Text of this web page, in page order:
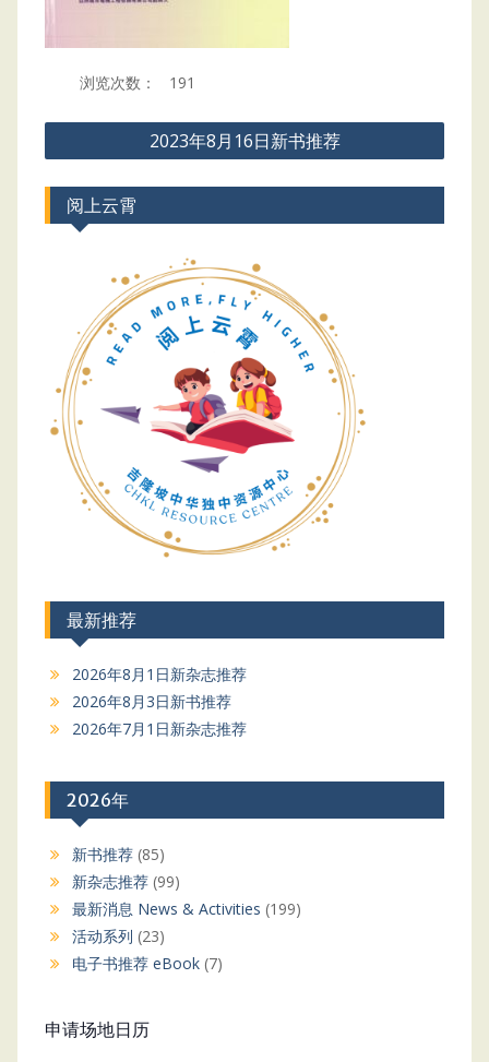
浏览次数： 191
Post
navigation
2023年8月16日新书推荐
阅上云霄
最新推荐
2026年8月1日新杂志推荐
2026年8月3日新书推荐
2026年7月1日新杂志推荐
2026年
新书推荐(85)
新杂志推荐(99)
最新消息 News & Activities (199)
活动系列 (23)
电子书推荐 eBook(7)
申请场地日历